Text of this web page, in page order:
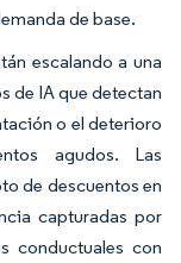
de base.
escalando a una
de IA que detectan
o el deterioro
agudos. Las
de descuentos en
capturadas por
conductuales con